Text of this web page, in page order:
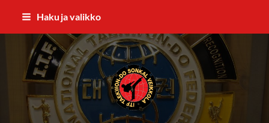
sivun
Haku ja valikko
ITF Taekwon-do Sonkal Veikkola